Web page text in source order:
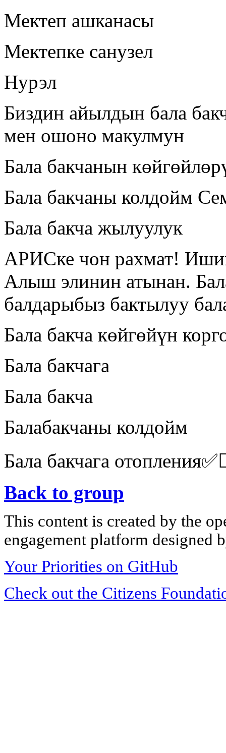
Мектеп ашканасы
Мектепке санузел
Нурэл
Биздин айылдын бала
мен ошоно макулмун
Бала бакчанын
Бала бакчаны колдойм
Бала бакча жылуулук
АРИСке чон рахмат!
Алыш элинин атынан.
балдарыбыз бактылуу
Бала бакча көйгөйүн
Бала бакчага
Бала бакча
Балабакчаны колдойм
Бала бакчага
Back to group
This content is created by the
engagement platform designed
Your Priorities on GitHub
Check out the Citizens